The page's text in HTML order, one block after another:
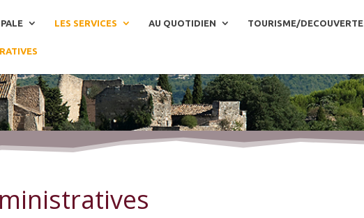
LES SERVICES AU QUOTIDIEN TOURISME/DECOUVERTE